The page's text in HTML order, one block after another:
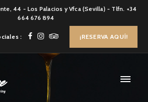
44 - Los Palacios y Vfca (Sevilla) - Tlfn. +34
664 676 894
: ¡RESERVA AQUÍ!